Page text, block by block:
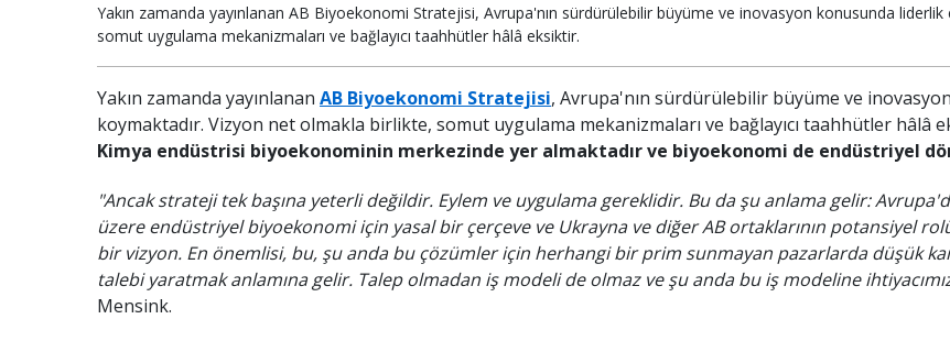
Yakın zamanda yayınlanan AB Biyoekonomi Stratejisi, Avrupa'nın sürdürülebilir büyüme ve inovasyon konusunda
somut uygulama mekanizmaları ve bağlayıcı taahhütler hâlâ eksiktir.
Yakın zamanda yayınlanan AB Biyoekonomi Stratejisi, Avrupa'nın sürdürülebilir büyüme ve
koymaktadır. Vizyon net olmakla birlikte, somut uygulama mekanizmaları ve bağlayıcı taahhütler hâlâ
Kimya endüstrisi biyoekonominin merkezinde yer almaktadır ve biyoekonomi de endüstriyel
"Ancak strateji tek başına yeterli değildir. Eylem ve uygulama gereklidir. Bu da şu anlama gelir:
üzere endüstriyel biyoekonomi için yasal bir çerçeve ve Ukrayna ve diğer AB ortaklarının potansiyel
bir vizyon. En önemlisi, bu, şu anda bu çözümler için herhangi bir prim sunmayan pazarlarda düşük
talebi yaratmak anlamına gelir. Talep olmadan iş modeli de olmaz ve şu anda bu iş modeline
Mensink.